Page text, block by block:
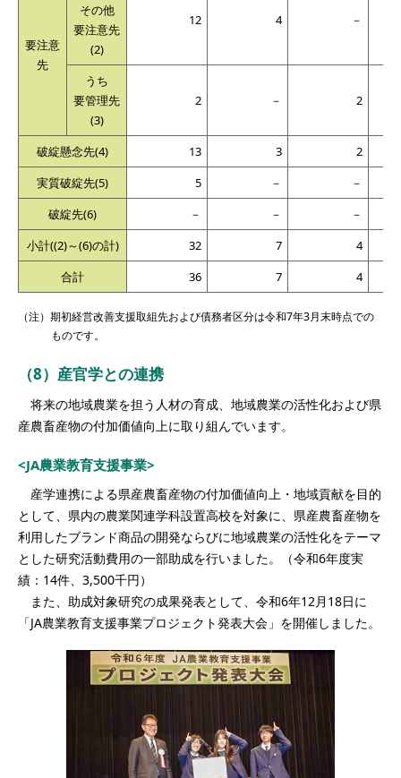
要注意
先
その他
要注意先
(2)
12 4 －
うち
要管理先
(3)
2 － 2
破綻懸念先(4) 13 3
2
実質破綻先(5)
5 －
－
破綻先(6)
－ －
－
小計((2)～(6)の計)
32 7
4
合計
36 7 4
（注）期初経営改善支援取組先および債務者区分は令和7年3月末時点での
ものです。
（8）産官学との連携
将来の地域農業を担う人材の育成、地域農業の活性化および県
産農畜産物の付加価値向上に取り組んでいます。
<JA農業教育支援事業>
産学連携による県産農畜産物の付加価値向上・地域貢献を目的
として、県内の農業関連学科設置高校を対象に、県産農畜産物を
利用したブランド商品の開発ならびに地域農業の活性化をテーマ
とした研究活動費用の一部助成を行いました。（令和6年度実
績：14件、3,500千円）
また、助成対象研究の成果発表として、令和6年12月18日に
「JA農業教育支援事業プロジェクト発表大会」を開催しました。